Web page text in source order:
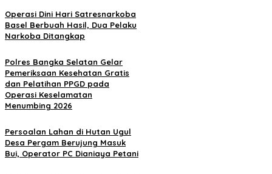
Operasi Dini Hari Satresnarkoba
Basel Berbuah Hasil, Dua Pelaku
Narkoba Ditangkap
Polres Bangka Selatan Gelar
Pemeriksaan Kesehatan Gratis
dan Pelatihan PPGD pada
Operasi Keselamatan
Menumbing 2026
Persoalan Lahan di Hutan Ugul
Desa Pergam Berujung Masuk
Bui, Operator PC Dianiaya Petani